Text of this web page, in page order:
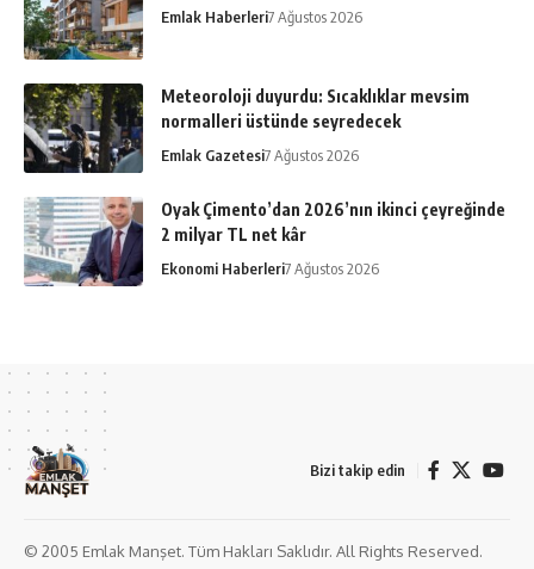
Emlak Haberleri7 Ağustos 2026
Meteoroloji duyurdu: Sıcaklıklar mevsim
normalleri üstünde seyredecek
Emlak Gazetesi7 Ağustos 2026
Oyak Çimento’dan 2026’nın ikinci çeyreğinde
2 milyar TL net kâr
Ekonomi Haberleri7 Ağustos 2026
Bizi takip edin
© 2005 Emlak Manşet. Tüm Hakları Saklıdır. All Rights Reserved.